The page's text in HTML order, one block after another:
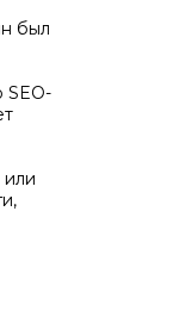
был
SEO-
или